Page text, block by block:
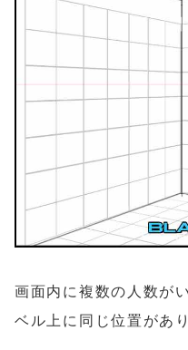
画面内に複数の人数が
ベル上に同じ位置があり